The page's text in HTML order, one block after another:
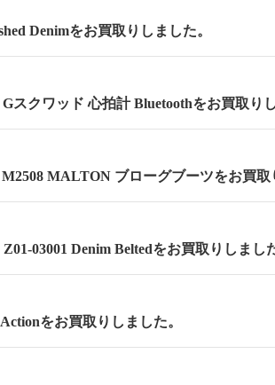
Denimをお買取りしました。
スクワッド 心拍計 Bluetoothをお買取り
MALTON ブローグブーツをお買取
03001 Denim Beltedをお買取りしまし
をお買取りしました。